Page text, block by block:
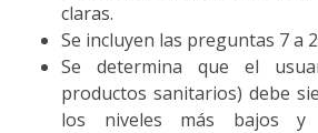
claras.
Se incluyen las preguntas 7 a
Se determina que el
productos sanitarios) debe
los niveles más bajos y